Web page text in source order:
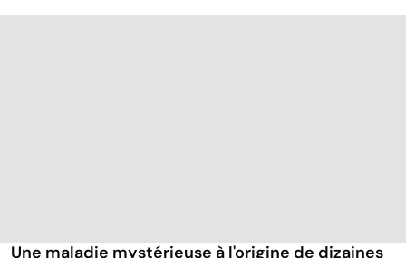
Une maladie mystérieuse à l'origine de dizaines